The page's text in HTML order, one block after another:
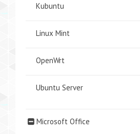
Kubuntu
Linux Mint
OpenWrt
Ubuntu Server
Microsoft Office